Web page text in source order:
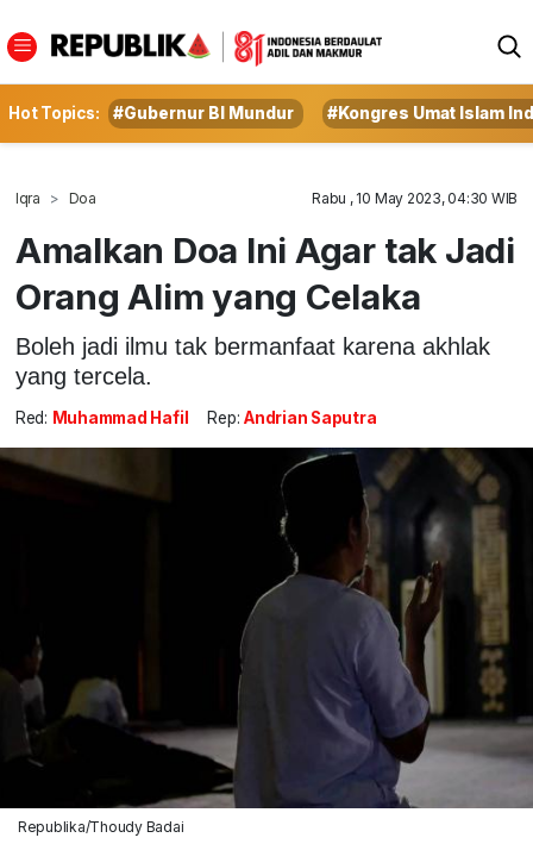
Hot Topics: #Gubernur BI Mundur #Kongres Umat Islam
Iqra Doa Rabu , 10 May 2023, 04:30 WIB
Amalkan Doa Ini Agar tak Jadi
Orang Alim yang Celaka
Boleh jadi ilmu tak bermanfaat karena akhlak
yang tercela.
Red: Muhammad Hafil Rep: Andrian Saputra
Republika/Thoudy Badai